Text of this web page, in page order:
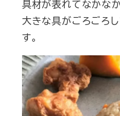
具材が表れてなかな
大きな具がごろごろ
す。